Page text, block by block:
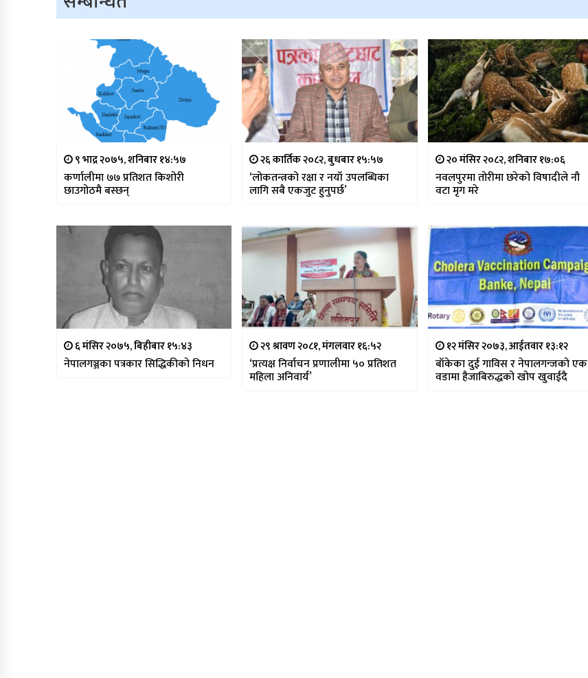
९ भाद्र २०७५, शनिबार १४:५७
कर्णालीमा ७७ प्रतिशत किशोरी
छाउगोठमै बस्छन्
२६ कार्तिक २०८२, बुधबार १५:५७
‘लोकतन्त्रको रक्षा र नयाँ उपलब्धिका
लागि सबै एकजुट हुनुपर्छ’
२० मंसिर २०८२, शनिबार १७:०६
नवलपुरमा तोरीमा छरेको विषादीले नौ
वटा मृग मरे
६ मंसिर २०७५, बिहीबार १५:४३
नेपालगञ्जका पत्रकार सिद्धिकीको निधन
२९ श्रावण २०८१, मंगलवार १६:५२
‘प्रत्यक्ष निर्वाचन प्रणालीमा ५० प्रतिशत
महिला अनिवार्य’
१२ मंसिर २०७३, आईतवार १३:१२
बाँकेका दुई गाविस र नेपालगन्जको एक
वडामा हैजाबिरुद्धको खोप खुवाईदै